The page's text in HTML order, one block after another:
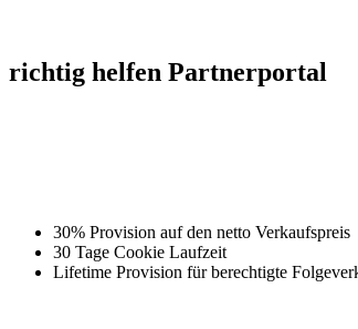
richtig helfen Partnerportal
30% Provision auf den netto Verkaufspreis
30 Tage Cookie Laufzeit
Lifetime Provision für berechtigte